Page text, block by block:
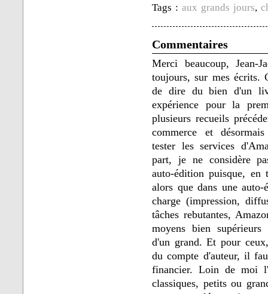
Tags :aux grands jours,
Commentaires
Merci beaucoup, Jean-
toujours, sur mes écrits.
de dire du bien d'un
expérience pour la
plusieurs recueils
commerce et
tester les services
part, je ne considère
auto-édition puisque, en
alors que dans une
charge (impression,
tâches rebutantes,
moyens bien
d'un grand. Et pour
du compte d'auteur, il
financier. Loin de moi
classiques, petits ou